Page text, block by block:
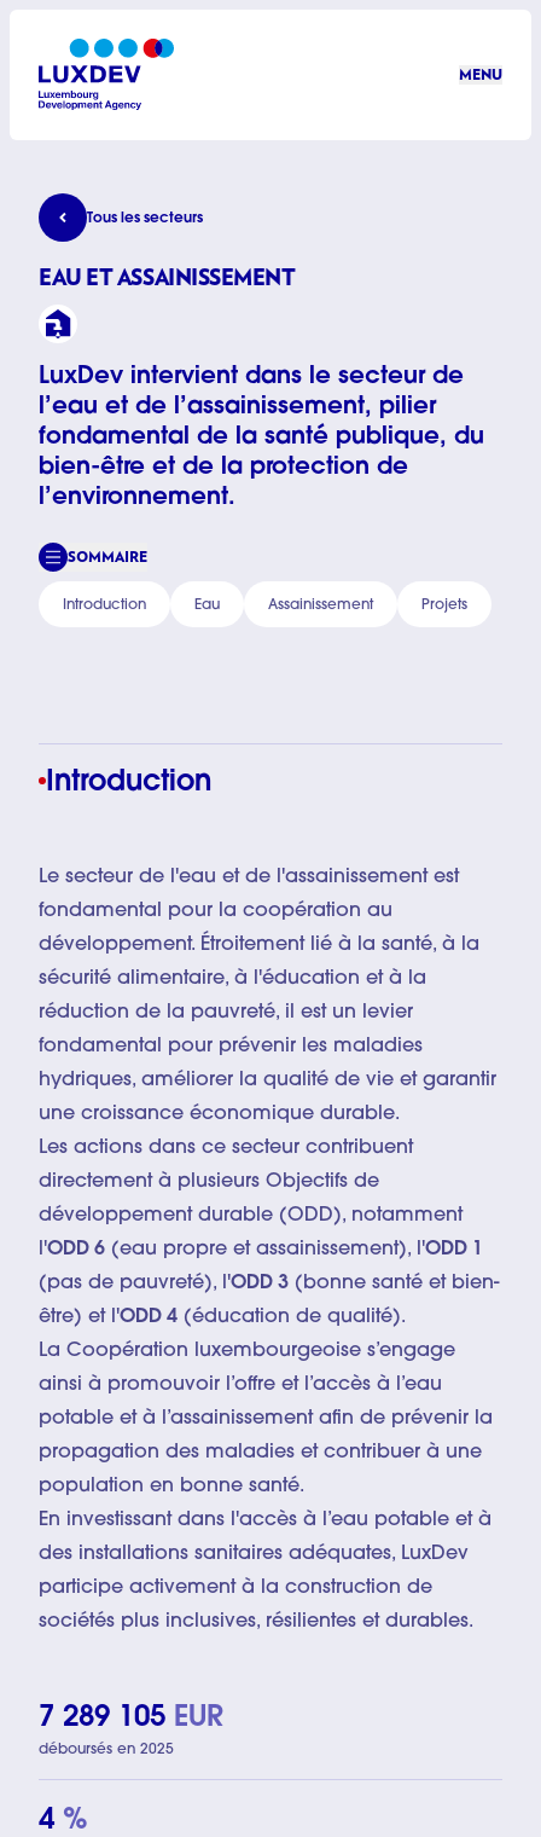
MENU
Eau et assainissement
Tous les secteurs
EAU ET ASSAINISSEMENT
LuxDev intervient dans le secteur de
l’eau et de l’assainissement, pilier
fondamental de la santé publique, du
bien-être et de la protection de
l’environnement.
SOMMAIRE
Introduction Eau Assainissement Projets
Introduction
Le secteur de l'eau et de l'assainissement est
fondamental pour la coopération au
développement. Étroitement lié à la santé, à la
sécurité alimentaire, à l'éducation et à la
réduction de la pauvreté, il est un levier
fondamental pour prévenir les maladies
hydriques, améliorer la qualité de vie et garantir
une croissance économique durable.
Les actions dans ce secteur contribuent
directement à plusieurs Objectifs de
développement durable (ODD), notamment
l'ODD 6 (eau propre et assainissement), l'ODD 1
(pas de pauvreté), l'ODD 3 (bonne santé et bien-
être) et l'ODD 4 (éducation de qualité).
La Coopération luxembourgeoise s’engage
ainsi à promouvoir l’offre et l’accès à l’eau
potable et à l’assainissement afin de prévenir la
propagation des maladies et contribuer à une
population en bonne santé.
En investissant dans l'accès à l’eau potable et à
des installations sanitaires adéquates, LuxDev
participe activement à la construction de
sociétés plus inclusives, résilientes et durables.
7 289 105 EUR
déboursés en 2025
4 %